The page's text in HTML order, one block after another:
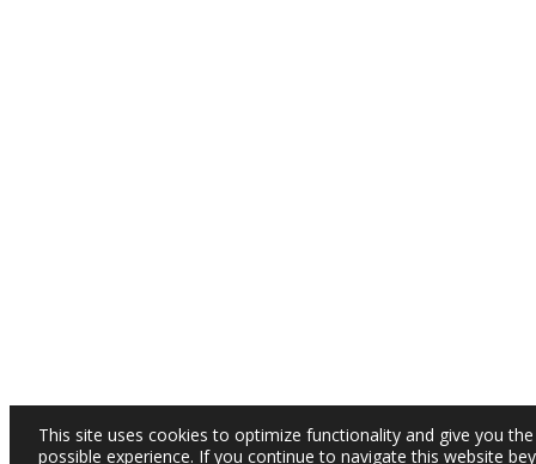
This site uses cookies to optimize functionality and give you
possible experience. If you continue to navigate this website